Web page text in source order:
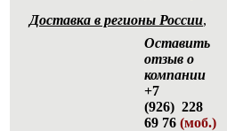
Доставка в регионы России,
Оставить
отзыв о
компании
+7
(926) 228
69 76 (моб.)